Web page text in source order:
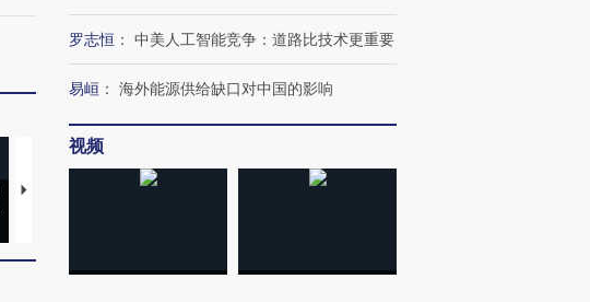
视线｜“入侵”还是“人道危
湖北宜昌局部短时降雨
罗志恒 ： 中美人工智能竞争：道路比技术更重要
易峘 ： 海外能源供给缺口对中国的影响
视频